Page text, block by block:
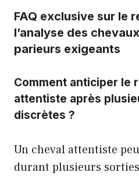
FAQ exclusive sur le
l’analyse des
parieurs exigeants
Comment anticiper le
attentiste après
discrètes ?
Un cheval attentiste
durant plusieurs